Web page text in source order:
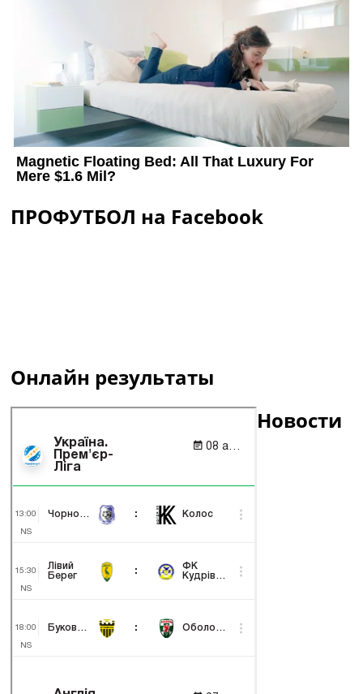
ПРОФУТБОЛ на Facebook
Онлайн результаты
Новости